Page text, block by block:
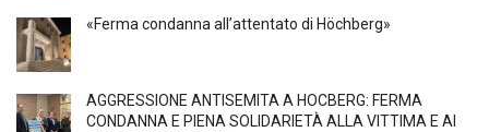
«Ferma condanna all’attentato di Höchberg»
AGGRESSIONE ANTISEMITA A HÖCBERG: FERMA
CONDANNA E PIENA SOLIDARIETÀ ALLA VITTIMA E AI